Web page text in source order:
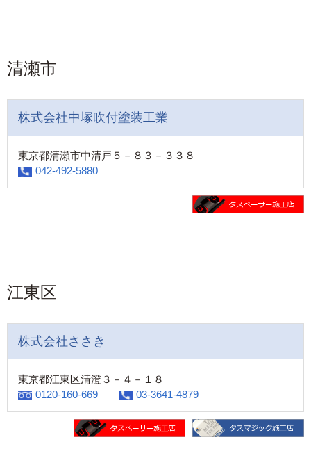
清瀬市
株式会社中塚吹付塗装工業
東京都清瀬市中清戸５－８３－３３８
042-492-5880
江東区
株式会社ささき
東京都江東区清澄３－４－１８
0120-160-669
03-3641-4879